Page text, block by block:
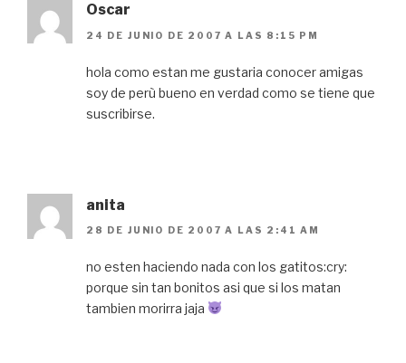
Oscar
24 DE JUNIO DE 2007 A LAS 8:15 PM
hola como estan me gustaria conocer amigas
soy de perù bueno en verdad como se tiene que
suscribirse.
anita
28 DE JUNIO DE 2007 A LAS 2:41 AM
no esten haciendo nada con los gatitos:cry:
porque sin tan bonitos asi que si los matan
tambien morirra jaja